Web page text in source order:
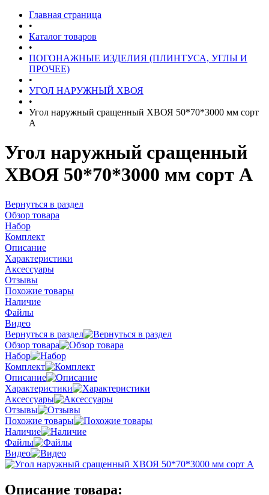
Главная страница
•
Каталог товаров
•
ПОГОНАЖНЫЕ ИЗДЕЛИЯ (ПЛИНТУСА, УГЛЫ И
ПРОЧЕЕ)
•
УГОЛ НАРУЖНЫЙ ХВОЯ
•
Угол наружный сращенный ХВОЯ 50*70*3000 мм сорт
А
Угол наружный сращенный
ХВОЯ 50*70*3000 мм сорт А
Вернуться в раздел
Обзор товара
Набор
Комплект
Описание
Характеристики
Аксессуары
Отзывы
Похожие товары
Наличие
Файлы
Видео
Вернуться в раздел
Обзор товара
Набор
Комплект
Описание
Характеристики
Аксессуары
Отзывы
Похожие товары
Наличие
Файлы
Видео
Описание товара: